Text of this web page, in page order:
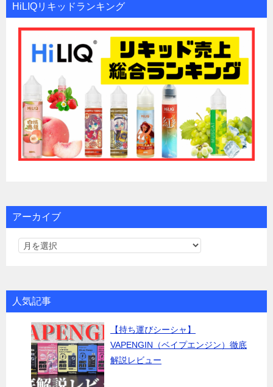
HiLIQリキッドランキング
アーカイブ
人気記事
【持ち運びシーシャ】
VAPENGIN（ベイプエンジン）徹底
解説レビュー